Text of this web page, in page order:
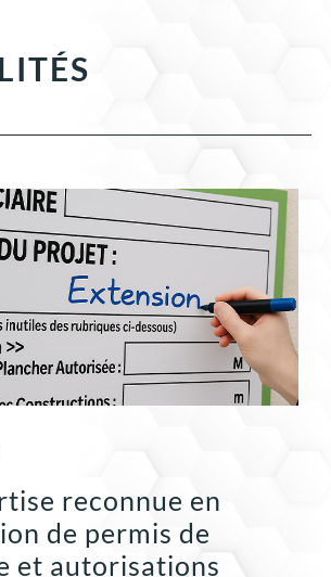
reconnue en
de permis de
et autorisations